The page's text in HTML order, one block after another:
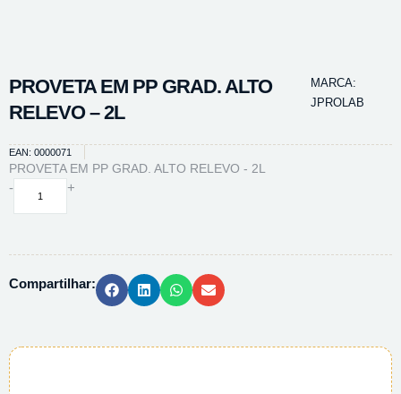
PROVETA EM PP GRAD. ALTO
RELEVO – 2L
MARCA:
JPROLAB
EAN: 0000071
PROVETA EM PP GRAD. ALTO RELEVO - 2L
-
PROVETA
RELEVO
quantidade
+
Compartilhar: